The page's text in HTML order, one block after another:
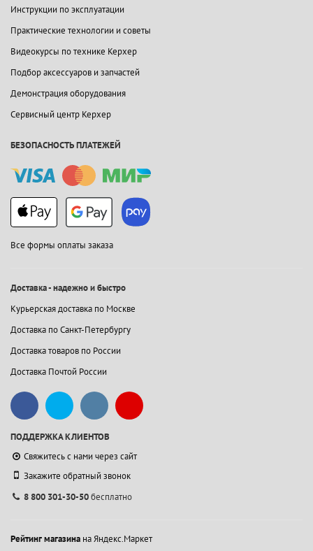
Инструкции по эксплуатации
Практические технологии и советы
Видеокурсы по технике Керхер
Подбор аксессуаров и запчастей
Демонстрация оборудования
Сервисный центр Керхер
БЕЗОПАСНОСТЬ ПЛАТЕЖЕЙ
Все формы оплаты заказа
Доставка - надежно и быстро
Курьерская доставка по Москве
Доставка по Санкт-Петербургу
Доставка товаров по России
Доставка Почтой России
ПОДДЕРЖКА КЛИЕНТОВ
Свяжитесь с нами через сайт
Закажите обратный звонок
8 800 301-30-50бесплатно
Рейтинг магазина на Яндекс.Маркет